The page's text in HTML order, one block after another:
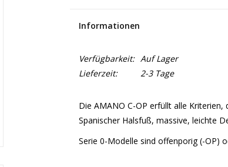
Informationen
Verfügbarkeit: Auf Lager
Lieferzeit:
2-3 Tage
Die AMANO C-OP erfüllt alle
Spanischer Halsfuß, massive, leichte
Serie 0-Modelle sind offenporig (-OP)